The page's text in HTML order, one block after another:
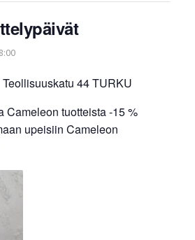
44 TURKU
Cameleon tuotteista -15 %
upeisiin Cameleon